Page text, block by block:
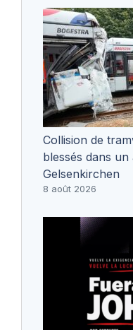
Collision de
blessés dans
Gelsenkirchen
8 août 2026